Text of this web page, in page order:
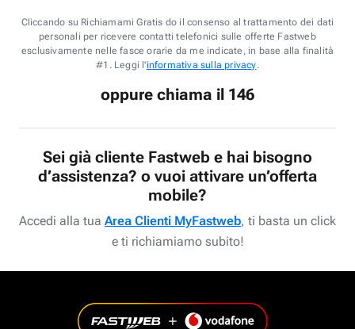
Cliccando su Richiamami Gratis do il consenso al trattamento dei dati
personali per ricevere contatti telefonici sulle offerte Fastweb
esclusivamente nelle fasce orarie da me indicate, in base alla finalità
#1. Leggi l'informativa sulla privacy.
oppure chiama il 146
Sei già cliente Fastweb e hai bisogno
d’assistenza? o vuoi attivare un’offerta
mobile?
Accedi alla tua Area Clienti MyFastweb, ti basta un click
e ti richiamiamo subito!